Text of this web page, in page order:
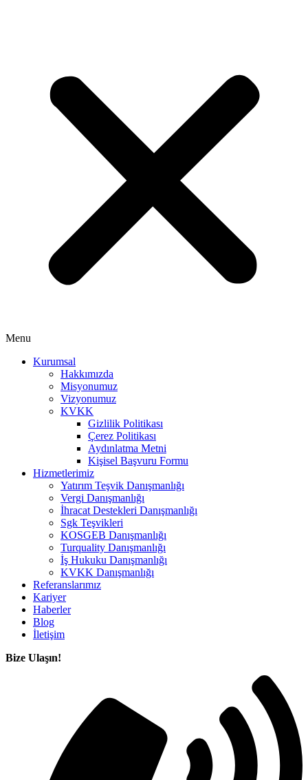
Menu
Kurumsal
Hakkımızda
Misyonumuz
Vizyonumuz
KVKK
Gizlilik Politikası
Çerez Politikası
Aydınlatma Metni
Kişisel Başvuru Formu
Hizmetlerimiz
Yatırım Teşvik Danışmanlığı
Vergi Danışmanlığı
İhracat Destekleri Danışmanlığı
Sgk Teşvikleri
KOSGEB Danışmanlığı
Turquality Danışmanlığı
İş Hukuku Danışmanlığı
KVKK Danışmanlığı
Referanslarımız
Kariyer
Haberler
Blog
İletişim
Bize Ulaşın!